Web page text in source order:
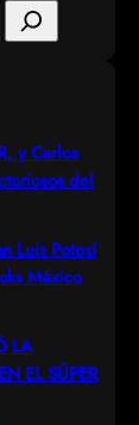
y Carlos
del
Luis Potosí
México
LA
EL SÚPER